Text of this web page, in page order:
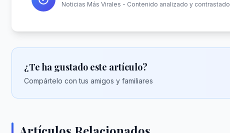
Noticias Más Virales - Contenido analizado y contrastado
¿Te ha gustado este artículo?
Compártelo con tus amigos y familiares